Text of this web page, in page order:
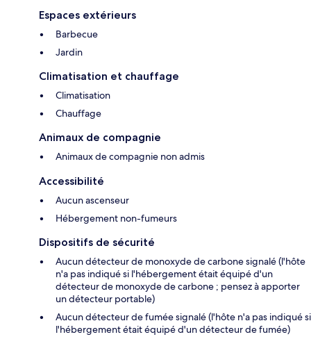
Espaces extérieurs
Barbecue
Jardin
Climatisation et chauffage
Climatisation
Chauffage
Animaux de compagnie
Animaux de compagnie non admis
Accessibilité
Aucun ascenseur
Hébergement non-fumeurs
Dispositifs de sécurité
Aucun détecteur de monoxyde de carbone signalé (l'hôte
n'a pas indiqué si l'hébergement était équipé d'un
détecteur de monoxyde de carbone ; pensez à apporter
un détecteur portable)
Aucun détecteur de fumée signalé (l'hôte n'a pas indiqué si
l'hébergement était équipé d'un détecteur de fumée)